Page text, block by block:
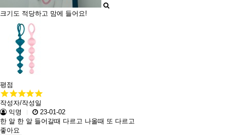
크기도 적당하고 맘에 들어요!
평점
작성자/작성일
익명
23-01-02
한 알 한 알 들어갈때 다르고 나올때 또 다르고
좋아요